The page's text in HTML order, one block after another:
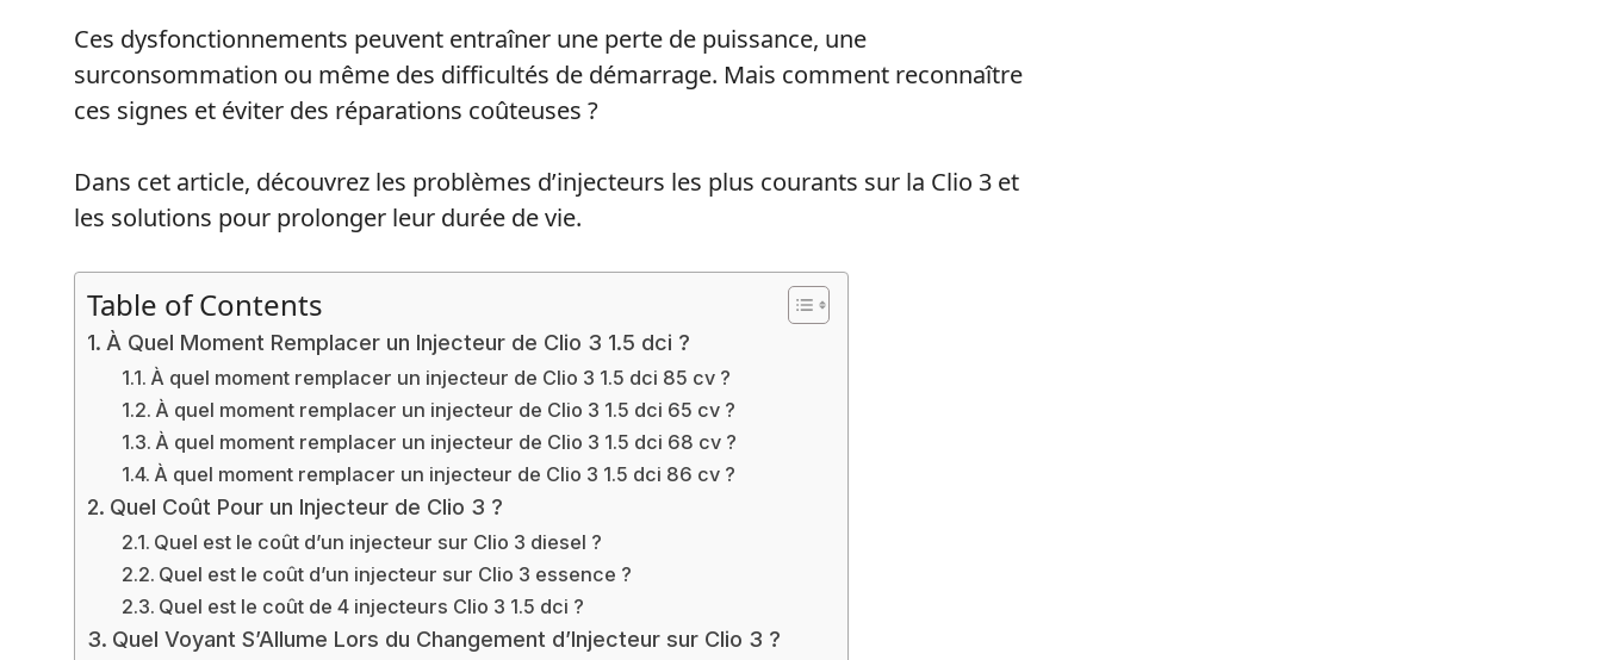
Ces dysfonctionnements peuvent entraîner une perte de puissance, une
surconsommation ou même des difficultés de démarrage. Mais comment reconnaître
ces signes et éviter des réparations coûteuses ?
Dans cet article, découvrez les problèmes d’injecteurs les plus courants sur la Clio 3 et
les solutions pour prolonger leur durée de vie.
Table of Contents
À Quel Moment Remplacer un Injecteur de Clio 3 1.5 dci ?
À quel moment remplacer un injecteur de Clio 3 1.5 dci 85 cv ?
À quel moment remplacer un injecteur de Clio 3 1.5 dci 65 cv ?
À quel moment remplacer un injecteur de Clio 3 1.5 dci 68 cv ?
À quel moment remplacer un injecteur de Clio 3 1.5 dci 86 cv ?
Quel Coût Pour un Injecteur de Clio 3 ?
Quel est le coût d’un injecteur sur Clio 3 diesel ?
Quel est le coût d’un injecteur sur Clio 3 essence ?
Quel est le coût de 4 injecteurs Clio 3 1.5 dci ?
Quel Voyant S’Allume Lors du Changement d’Injecteur sur Clio 3 ?